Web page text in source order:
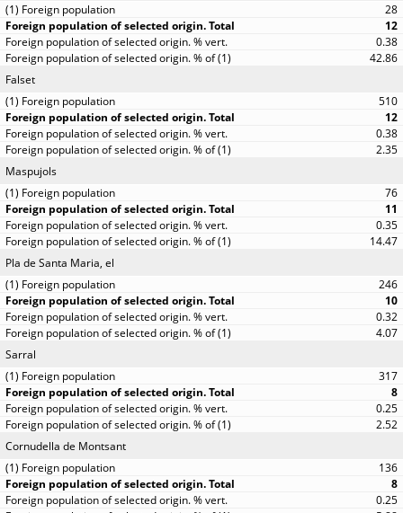
28
12
0.38
42.86
Falset
510
12
0.38
2.35
Maspujols
76
11
0.35
14.47
Pla de Santa Maria, el
246
10
0.32
4.07
Sarral
317
8
0.25
2.52
Cornudella de Montsant
136
8
0.25